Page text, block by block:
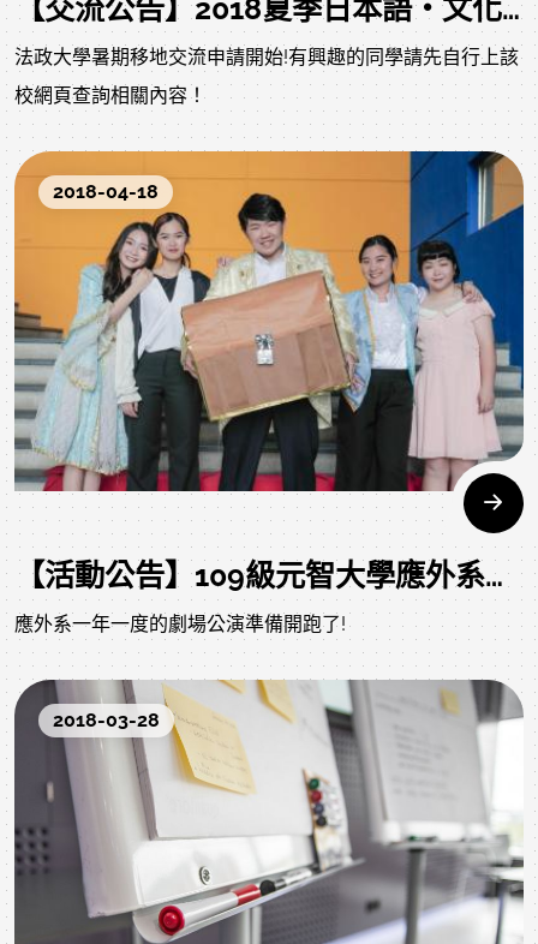
【交流公告】2018夏季日本語・文化プログラム
法政大學暑期移地交流申請開始!有興趣的同學請先自行上該
校網頁查詢相關內容！
2018-04-18
【活動公告】109級元智大學應外系戲劇公演 Coming Soon
應外系一年一度的劇場公演準備開跑了!
2018-03-28